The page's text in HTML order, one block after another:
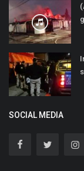
SOCIAL MEDIA